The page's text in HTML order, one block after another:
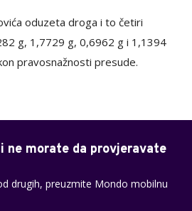
oduzeta droga i to četiri
g, 1,7729 g, 0,6962 g i 1,1394
pravosnažnosti presude.
ne morate da provjeravate
drugih, preuzmite Mondo mobilnu